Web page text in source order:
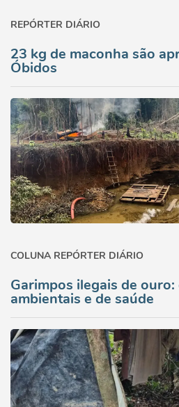
REPÓRTER DIÁRIO
23 kg de maconha são
Óbidos
COLUNA REPÓRTER DIÁRIO
Garimpos ilegais de ouro:
ambientais e de saúde